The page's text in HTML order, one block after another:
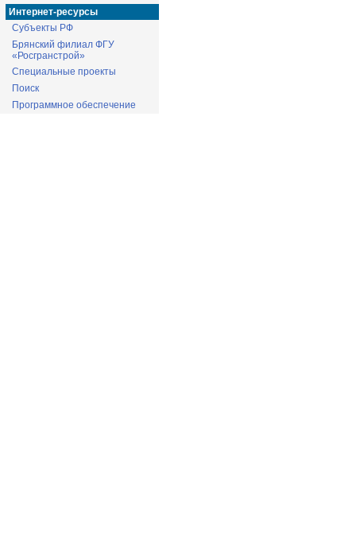
Интернет-ресурсы
Субъекты РФ
Брянский филиал ФГУ
«Росгранстрой»
Специальные проекты
Поиск
Программное обеспечение